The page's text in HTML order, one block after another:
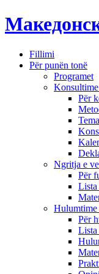
Fillimi
Për punën tonë
Programet
Për
Tema
Ngritja e
Për
Lista
Për
Lista